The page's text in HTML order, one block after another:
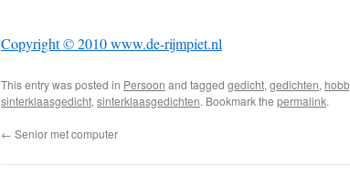
Copyright © 2010 www.de-rijmpiet.nl
This entry was posted in Persoon and tagged gedicht, gedichten,
sinterklaasgedicht, sinterklaasgedichten. Bookmark the permalink.
← Senior met computer